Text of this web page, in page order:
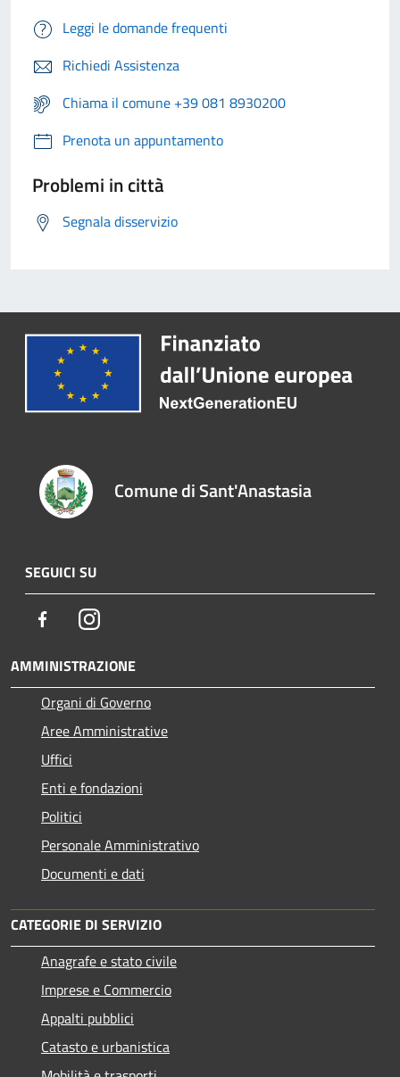
Leggi le domande frequenti
Richiedi Assistenza
Chiama il comune +39 081 8930200
Prenota un appuntamento
Problemi in città
Segnala disservizio
Comune di Sant'Anastasia
SEGUICI SU
FacebookInstagram
AMMINISTRAZIONE
Organi di Governo
Aree Amministrative
Uffici
Enti e fondazioni
Politici
Personale Amministrativo
Documenti e dati
CATEGORIE DI SERVIZIO
Anagrafe e stato civile
Imprese e Commercio
Appalti pubblici
Catasto e urbanistica